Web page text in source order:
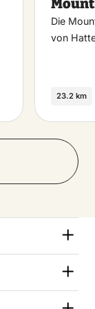
Die
von
23.2 km